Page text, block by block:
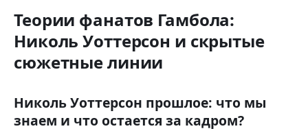
Теории фанатов Гамбола:
Николь Уоттерсон и скрытые
сюжетные линии
Николь Уоттерсон прошлое: что мы
знаем и что остается за кадром?